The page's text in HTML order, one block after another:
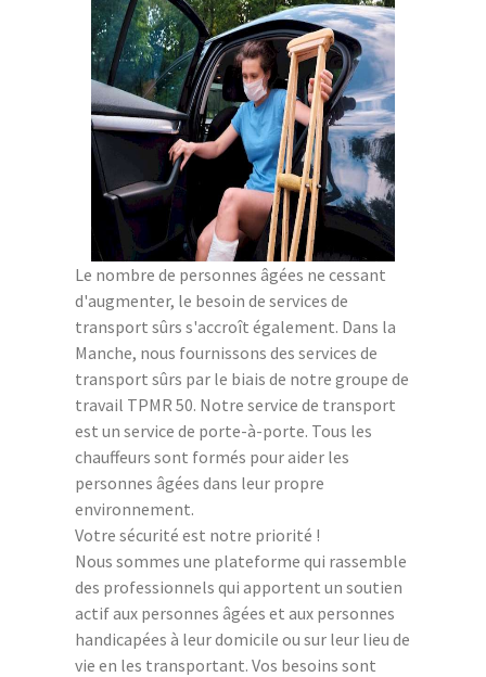
Le nombre de personnes âgées ne cessant
d'augmenter, le besoin de services de
transport sûrs s'accroît également. Dans la
Manche, nous fournissons des services de
transport sûrs par le biais de notre groupe de
travail TPMR 50. Notre service de transport
est un service de porte-à-porte. Tous les
chauffeurs sont formés pour aider les
personnes âgées dans leur propre
environnement.
Votre sécurité est notre priorité !
Nous sommes une plateforme qui rassemble
des professionnels qui apportent un soutien
actif aux personnes âgées et aux personnes
handicapées à leur domicile ou sur leur lieu de
vie en les transportant. Vos besoins sont